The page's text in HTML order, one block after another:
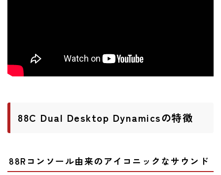
88C Dual Desktop Dynamicsの特徴
88Rコンソール由来のアイコニックなサウンド